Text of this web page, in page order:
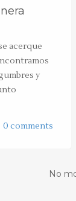
acerque
y
0 comments
No